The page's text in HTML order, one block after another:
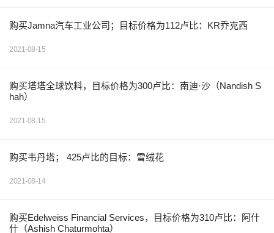
购买Jamna汽车工业公司；目标价格为112卢比：KR乔克西
2021-08-15
购买塔塔全球饮料，目标价格为300卢比：南迪·沙（Nandish S
hah）
2021-08-15
购买韦丹塔； 425卢比的目标：雪绒花
2021-08-14
购买Edelweiss Financial Services，目标价格为310卢比：阿什
什（Ashish Chaturmohta）